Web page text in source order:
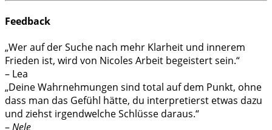
Feedback
„Wer auf der Suche nach mehr Klarheit und innerem
Frieden ist, wird von Nicoles Arbeit begeistert sein.“
– Lea
„Deine Wahrnehmungen sind total auf dem Punkt, ohne
dass man das Gefühl hätte, du interpretierst etwas dazu
und ziehst irgendwelche Schlüsse daraus.“
–Nele